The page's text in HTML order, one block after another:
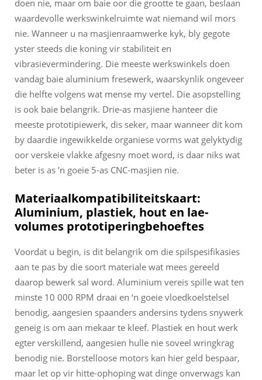
doen nie, maar om baie oor die grootte te gaan, beslaan
waardevolle werkswinkelruimte wat niemand wil mors
nie. Wanneer u na masjienraamwerke kyk, bly gegote
yster steeds die koning vir stabiliteit en
vibrasievermindering. Die meeste werkswinkels doen
vandag baie aluminium fresewerk, waarskynlik ongeveer
die helfte volgens wat mense my vertel. Die asopstelling
is ook baie belangrik. Drie-as masjiene hanteer die
meeste prototipiewerk, dis seker, maar wanneer dit kom
by daardie ingewikkelde organiese vorms wat gelyktydig
oor verskeie vlakke afgesny moet word, is daar niks wat
beter is as ’n goeie 5-as CNC-masjien nie.
Materiaalkompatibiliteitskaart:
Aluminium, plastiek, hout en lae-
volumes prototiperingbehoeftes
Voordat u begin, is dit belangrik om die spilspesifikasies
aan te pas by die soort materiale wat mees gereeld
daarop bewerk sal word. Aluminium vereis spille wat ten
minste 10 000 RPM draai en ‘n goeie vloedkoelstelsel
benodig, aangesien spaanders andersins tydens snywerk
geneig is om aan mekaar te kleef. Plastiek en hout werk
egter verskillend, aangesien hulle nie soveel wringkrag
benodig nie. Borstelloose motors kan hier geld bespaar,
maar let op vir hitte-ophoping wat dinge onverwags kan